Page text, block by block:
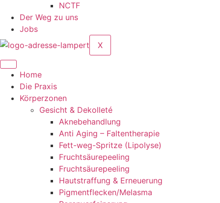
NCTF
Der Weg zu uns
Jobs
X
Home
Die Praxis
Körperzonen
Gesicht & Dekolleté
Aknebehandlung
Anti Aging – Faltentherapie
Fett-weg-Spritze (Lipolyse)
Fruchtsäurepeeling
Fruchtsäurepeeling
Hautstraffung & Erneuerung
Pigmentflecken/Melasma